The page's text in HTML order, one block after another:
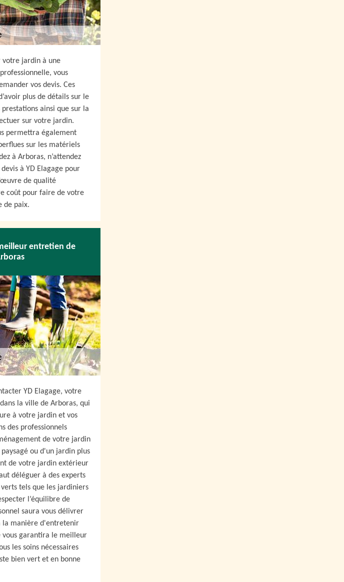
votre jardin à une
vous
vos devis. Ces
plus de détails sur le
ainsi que sur la
sur votre jardin.
permettra également
sur les matériels
à Arboras, n’attendez
à YD Elagage pour
de qualité
coût pour faire de votre
de paix.
entretien de
YD Elagage, votre
la ville de Arboras, qui
à votre jardin et vos
des professionnels
de votre jardin
ou d'un jardin plus
de votre jardin extérieur
déléguer à des experts
tels que les jardiniers
l’équilibre de
saura vous délivrer
la manière d'entretenir
vous garantira le meilleur
les soins nécessaires
bien vert et en bonne